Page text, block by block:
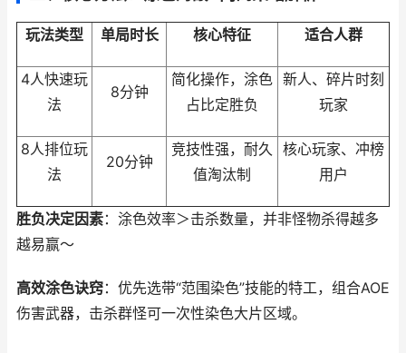
玩法类型 单局时长 核心特征 适合人群
4人快速玩
法
8分钟
简化操作，涂色
占比定胜负
新人、碎片时刻
玩家
8人排位玩
法
20分钟
竞技性强，耐久
值淘汰制
核心玩家、冲榜
用户
胜负决定因素：涂色效率＞击杀数量，并非怪物杀得越多
越易赢～
高效涂色诀窍：优先选带“范围染色”技能的特工，组合AOE
伤害武器，击杀群怪可一次性染色大片区域。